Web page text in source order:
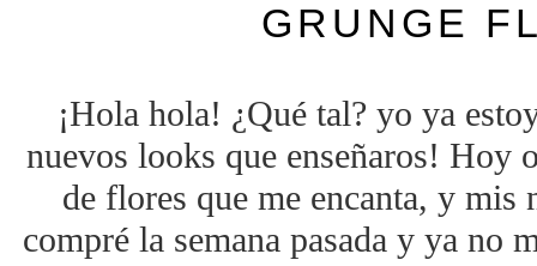
GRUNGE
¡Hola hola! ¿Qué tal? yo ya
nuevos looks que enseñaros! Hoy
de flores que me encanta, y mis
compré la semana pasada y ya no